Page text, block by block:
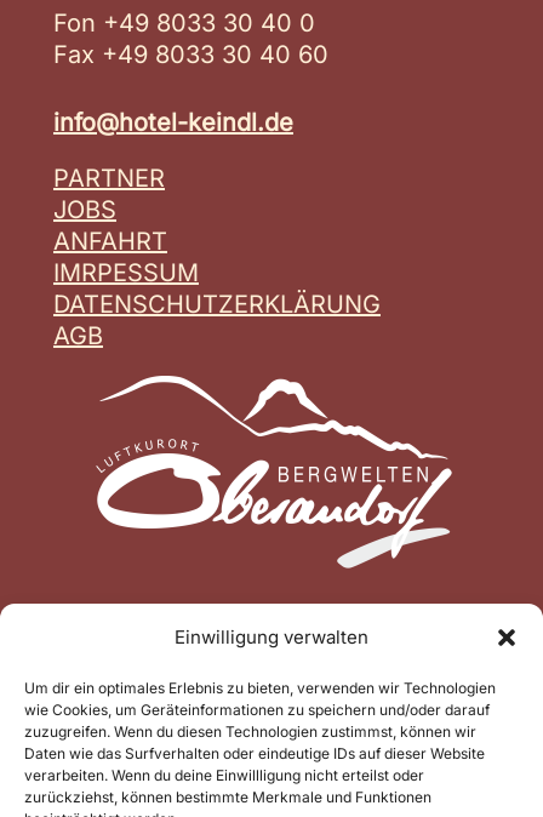
Einwilligung verwalten
Um dir ein optimales Erlebnis zu bieten, verwenden wir Technologien
wie Cookies, um Geräteinformationen zu speichern und/oder darauf
zuzugreifen. Wenn du diesen Technologien zustimmst, können wir
Daten wie das Surfverhalten oder eindeutige IDs auf dieser Website
verarbeiten. Wenn du deine Einwillligung nicht erteilst oder
zurückziehst, können bestimmte Merkmale und Funktionen
Fon +49 8033 30 40 0
Fax +49 8033 30 40 60
info@hotel-keindl.de
PARTNER
JOBS
ANFAHRT
IMRPESSUM
DATENSCHUTZERKLÄRUNG
AGB